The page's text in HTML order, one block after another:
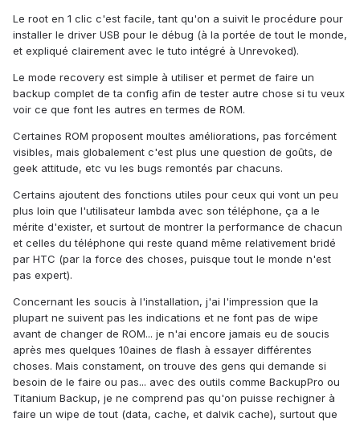
Le root en 1 clic c'est facile, tant qu'on a suivit le procédure pour
installer le driver USB pour le débug (à la portée de tout le monde,
et expliqué clairement avec le tuto intégré à Unrevoked).
Le mode recovery est simple à utiliser et permet de faire un
backup complet de ta config afin de tester autre chose si tu veux
voir ce que font les autres en termes de ROM.
Certaines ROM proposent moultes améliorations, pas forcément
visibles, mais globalement c'est plus une question de goûts, de
geek attitude, etc vu les bugs remontés par chacuns.
Certains ajoutent des fonctions utiles pour ceux qui vont un peu
plus loin que l'utilisateur lambda avec son téléphone, ça a le
mérite d'exister, et surtout de montrer la performance de chacun
et celles du téléphone qui reste quand même relativement bridé
par HTC (par la force des choses, puisque tout le monde n'est
pas expert).
Concernant les soucis à l'installation, j'ai l'impression que la
plupart ne suivent pas les indications et ne font pas de wipe
avant de changer de ROM... je n'ai encore jamais eu de soucis
après mes quelques 10aines de flash à essayer différentes
choses. Mais constament, on trouve des gens qui demande si
besoin de le faire ou pas... avec des outils comme BackupPro ou
Titanium Backup, je ne comprend pas qu'on puisse rechigner à
faire un wipe de tout (data, cache, et dalvik cache), surtout que